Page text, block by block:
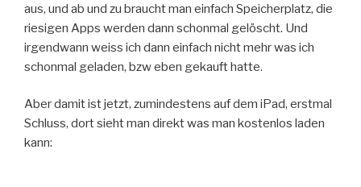
aus, und ab und zu braucht man einfach Speicherplatz, die
riesigen Apps werden dann schonmal gelöscht. Und
irgendwann weiss ich dann einfach nicht mehr was ich
schonmal geladen, bzw eben gekauft hatte.
Aber damit ist jetzt, zumindestens auf dem iPad, erstmal
Schluss, dort sieht man direkt was man kostenlos laden
kann: